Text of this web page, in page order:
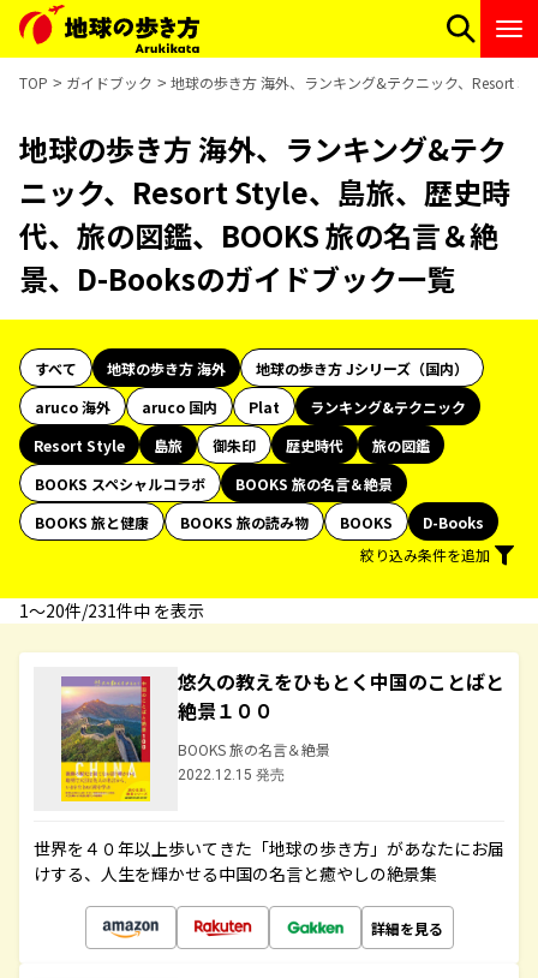
TOP ガイドブック 地球の歩き方 海外、ランキング&テクニック、Resort
地球の歩き方 海外、ランキング&テク
ニック、Resort Style、島旅、歴史時
代、旅の図鑑、BOOKS 旅の名言＆絶
景、D-Booksのガイドブック一覧
すべて 地球の歩き方 海外
地球の歩き方 Jシリーズ（国内）
aruco 海外
aruco 国内 Plat
ランキング&テクニック
Resort Style
島旅 御朱印 歴史時代
旅の図鑑
BOOKS スペシャルコラボ
BOOKS 旅の名言＆絶景
BOOKS 旅と健康
BOOKS 旅の読み物 BOOKS
D-Books
絞り込み条件を追加
1〜20件/231件中 を表示
悠久の教えをひもとく中国のことばと
絶景１００
BOOKS 旅の名言＆絶景
2022.12.15 発売
世界を４０年以上歩いてきた「地球の歩き方」があなたにお届
けする、人生を輝かせる中国の名言と癒やしの絶景集
詳細を見る